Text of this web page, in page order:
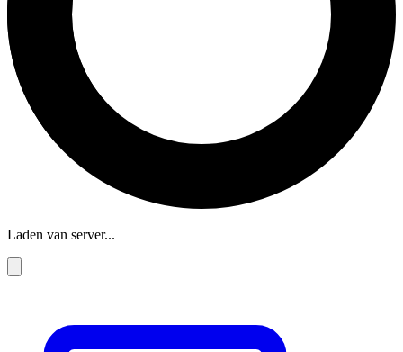
Laden van server...